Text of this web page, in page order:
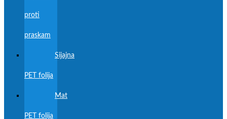
proti
praskam
Sijajna
PET folija
Mat
PET folija